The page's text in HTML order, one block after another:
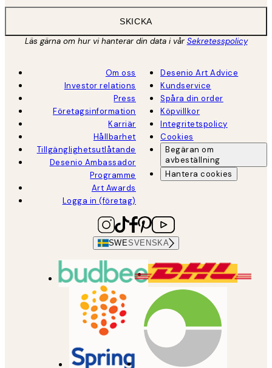
SKICKA
Läs gärna om hur vi hanterar din data i vårSekretesspolicy
Om oss
Investor relations
Press
Företagsinformation
Karriär
Hållbarhet
Tillgänglighetsutlåtande
Desenio Ambassador
Programme
Art Awards
Logga in (företag)
Desenio Art Advice
Kundservice
Spåra din order
Köpvillkor
Integritetspolicy
Cookies
Begäran om
avbeställning
Hantera cookies
SWESVENSKA